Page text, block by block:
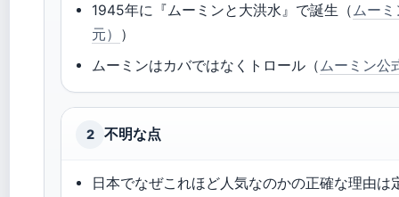
1945年に『ムーミンと大洪水』で誕生（ ムー
元） ）
ムーミンはカバではなくトロール（ ムーミン公
2 不明な点
日本でなぜこれほど人気なのかの正確な理由は